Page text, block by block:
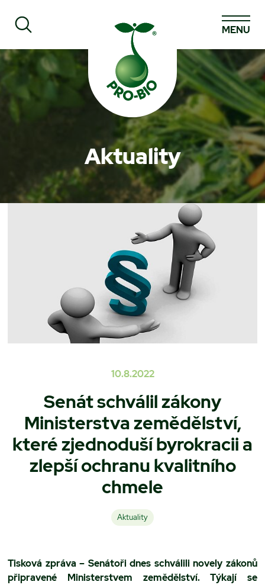
Prohledat PRO-BIO
MENU
Aktuality
10.8.2022
Senát schválil zákony
Ministerstva zemědělství,
které zjednoduší byrokracii a
zlepší ochranu kvalitního
chmele
Aktuality
Tisková zpráva – Senátoři dnes schválili novely zákonů
připravené Ministerstvem zemědělství. Týkají se